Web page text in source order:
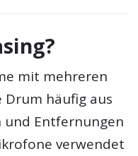
mit mehreren
häufig aus
und Entfernungen
verwendet